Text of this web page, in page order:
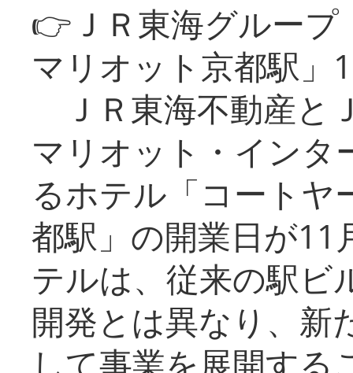
👉ＪＲ東海グルー
マリオット京都駅」
ＪＲ東海不動産と
マリオット・インタ
るホテル「コートヤ
都駅」の開業日が11
テルは、従来の駅ビ
開発とは異なり、新
して事業を展開する